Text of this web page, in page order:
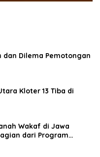
dan Dilema Pemotongan
Kloter 13 Tiba di
Wakaf di Jawa
dari Program